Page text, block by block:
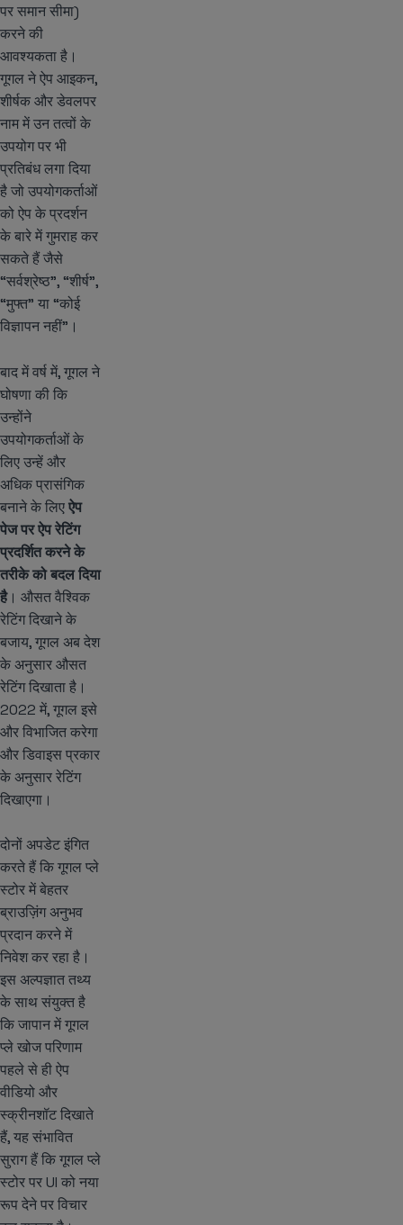
पर समान सीमा)
करने की
आवश्यकता है।
गूगल ने ऐप आइकन,
शीर्षक और डेवलपर
नाम में उन तत्वों के
उपयोग पर भी
प्रतिबंध लगा दिया
है जो उपयोगकर्ताओं
को ऐप के प्रदर्शन
के बारे में गुमराह कर
सकते हैं जैसे
“सर्वश्रेष्ठ”, “शीर्ष”,
“मुफ्त” या “कोई
विज्ञापन नहीं”।
बाद में वर्ष में, गूगल ने
घोषणा की कि
उन्होंने
उपयोगकर्ताओं के
लिए उन्हें और
अधिक प्रासंगिक
बनाने के लिएऐप
पेज पर ऐप रेटिंग
प्रदर्शित करने के
तरीके को बदल दिया
है। औसत वैश्विक
रेटिंग दिखाने के
बजाय, गूगल अब देश
के अनुसार औसत
रेटिंग दिखाता है।
2022 में, गूगल इसे
और विभाजित करेगा
और डिवाइस प्रकार
के अनुसार रेटिंग
दिखाएगा।
दोनों अपडेट इंगित
करते हैं कि गूगल प्ले
स्टोर में बेहतर
ब्राउज़िंग अनुभव
प्रदान करने में
निवेश कर रहा है।
इस अल्पज्ञात तथ्य
के साथ संयुक्त है
कि जापान में गूगल
प्ले खोज परिणाम
पहले से ही ऐप
वीडियो और
स्क्रीनशॉट दिखाते
हैं, यह संभावित
सुराग हैं कि गूगल प्ले
स्टोर पर UI को नया
रूप देने पर विचार